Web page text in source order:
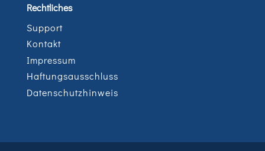
Rechtliches
Support
Kontakt
Impressum
Haftungsausschluss
Datenschutzhinweis